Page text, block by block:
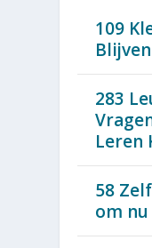
109
283
Leren
58
om